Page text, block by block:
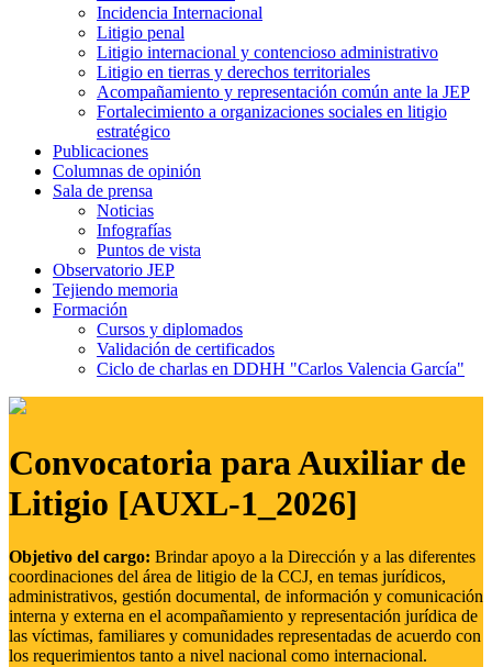
Incidencia Internacional
Litigio penal
Litigio internacional y contencioso administrativo
Litigio en tierras y derechos territoriales
Acompañamiento y representación común ante la JEP
Fortalecimiento a organizaciones sociales en litigio
estratégico
Publicaciones
Columnas de opinión
Sala de prensa
Noticias
Infografías
Puntos de vista
Observatorio JEP
Tejiendo memoria
Formación
Cursos y diplomados
Validación de certificados
Ciclo de charlas en DDHH "Carlos Valencia García"
Convocatoria para Auxiliar de
Litigio [AUXL-1_2026]
Objetivo del cargo: Brindar apoyo a la Dirección y a las diferentes
coordinaciones del área de litigio de la CCJ, en temas jurídicos,
administrativos, gestión documental, de información y comunicación
interna y externa en el acompañamiento y representación jurídica de
las víctimas, familiares y comunidades representadas de acuerdo con
los requerimientos tanto a nivel nacional como internacional.